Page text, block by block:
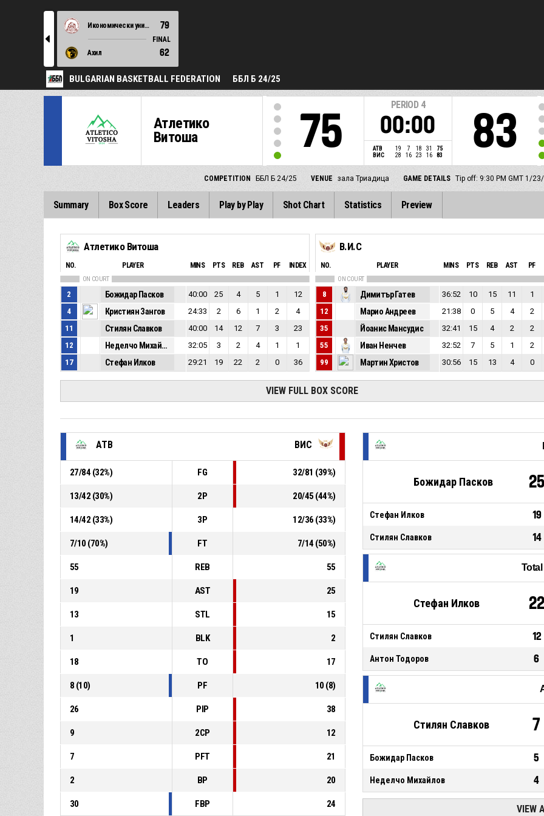
l
Икономически университет 79
FINAL
Ахил
62
BULGARIAN BASKETBALL FEDERATION ББЛ Б 24/25
Атлетико
Витоша
75
PERIOD 4
00:00
АТВ 19 7 18 31
75
ВИС
28 16 23 16 83 83
COMPETITION ББЛ Б 24/25 VENUE зала Триадица GAME DETAILS Tip off: 9:30 PM GMT 1/
Summary Box Score Leaders Play by Play Shot Chart Statistics Preview
Атлетико Витоша
NO. PLAYER MINS PTS REB AST PF INDEX
ON COURT
2 Божидар Пасков 40:00 25 4 5 1
12
4
Кристиян Зангов 24:33 2 6 1 2
4
11
Стилян Славков 40:00 14 12 7 3
23
12
Неделчо Михайлов 32:05 3 2 4 1
1
17
Стефан Илков 29:21 19 22 2 0 36
В.И.С
NO. PLAYER MINS PTS REB AST PF
ON COURT
8 Димитър Гатев 36:52 10 15 11 1
12
Марио Андреев 21:38 0 5 4 2
35
Йоанис Мансудис 32:41 15 4 2 2
55
Иван Ненчев 32:52 7 5 1 2
99
Мартин Христов 30:56 15 13 4 0
VIEW FULL BOX SCORE
АТВ ВИС
27/84 (32%) FG 32/81 (39%)
13/42 (30%) 2P 20/45 (44%)
14/42 (33%) 3P 12/36 (33%)
7/10 (70%) FT 7/14 (50%)
55 REB 55
19 AST 25
13 STL 15
1 BLK 2
18 TO 17
8 (10) PF 10 (8)
26 PIP 38
9 2CP 12
7 PFT 21
2 BP 20
30 FBP 24
Божидар Пасков 25
Стефан Илков 19
Стилян Славков 14
Стефан Илков 22
Стилян Славков 12
Антон Тодоров 6
Стилян Славков 7
Божидар Пасков 5
Неделчо Михайлов 4
VIEW